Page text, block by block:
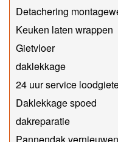
Detachering
Keuken laten wrappen
Gietvloer
daklekkage
24 uur service
Daklekkage spoed
dakreparatie